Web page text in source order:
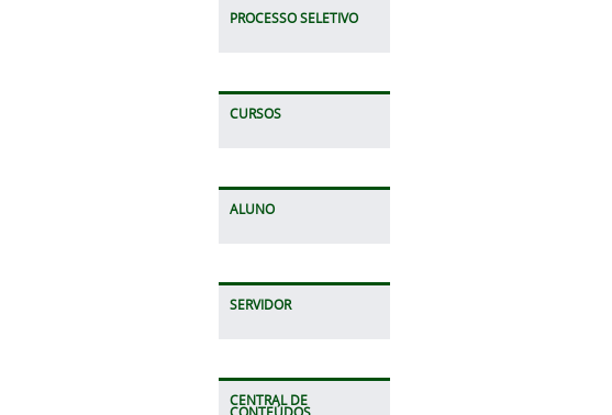
PROCESSO SELETIVO
CURSOS
ALUNO
SERVIDOR
CENTRAL DE